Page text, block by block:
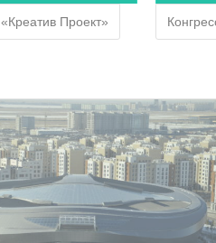
«Креатив Проект»